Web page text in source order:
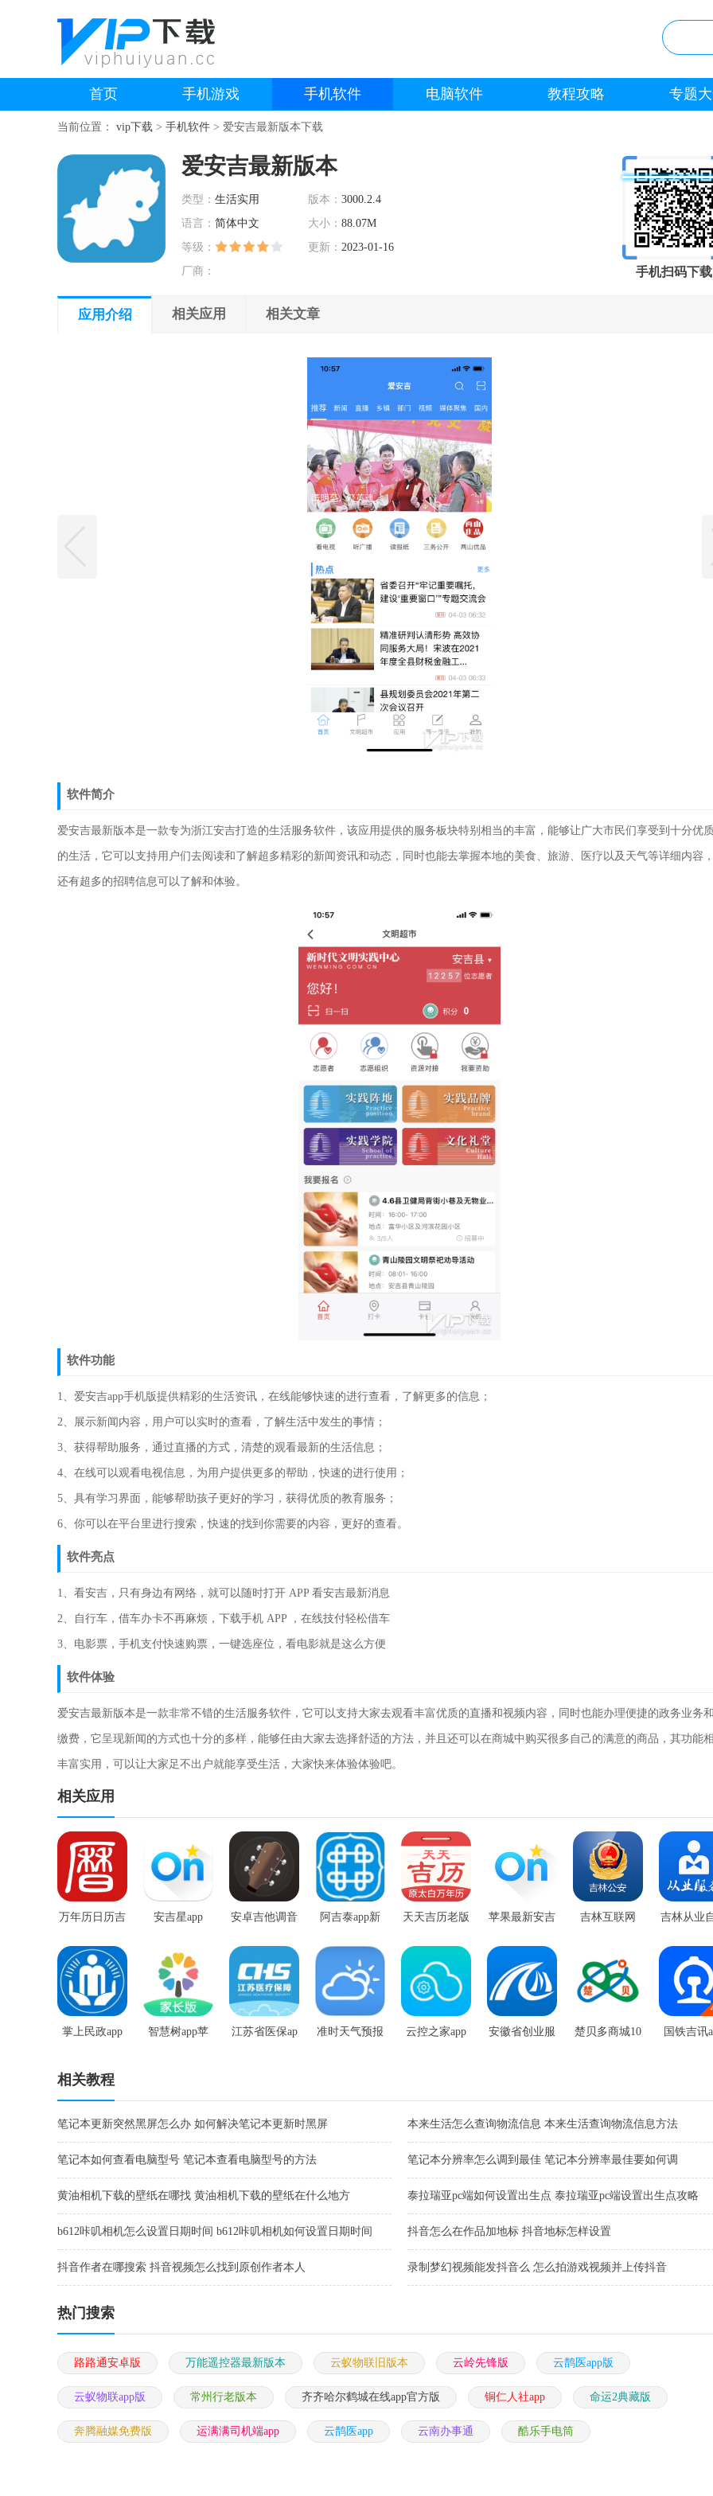
首页 手机游戏 手机软件 电脑软件 教程攻略 专题
当前位置： vip下载 > 手机软件 > 爱安吉最新版本下载
爱安吉最新版本
类型： 生活实用 版本：3000.2.4
语言： 简体中文 大小：88.07M
等级：
更新：2023-01-16
厂商：
手机扫码下载
应用介绍 相关应用 相关文章
软件简介
爱安吉最新版本是一款专为浙江安吉打造的生活服务软件，该应用提供的服务板块特别相当的丰富，能够让广大市民们享受到十分优
的生活，它可以支持用户们去阅读和了解超多精彩的新闻资讯和动态，同时也能去掌握本地的美食、旅游、医疗以及天气等详细内容
还有超多的招聘信息可以了解和体验。
软件功能
1、爱安吉app手机版提供精彩的生活资讯，在线能够快速的进行查看，了解更多的信息；
2、展示新闻内容，用户可以实时的查看，了解生活中发生的事情；
3、获得帮助服务，通过直播的方式，清楚的观看最新的生活信息；
4、在线可以观看电视信息，为用户提供更多的帮助，快速的进行使用；
5、具有学习界面，能够帮助孩子更好的学习，获得优质的教育服务；
6、你可以在平台里进行搜索，快速的找到你需要的内容，更好的查看。
软件亮点
1、看安吉，只有身边有网络，就可以随时打开 APP 看安吉最新消息
2、自行车，借车办卡不再麻烦，下载手机 APP ，在线技付轻松借车
3、电影票，手机支付快速购票，一键选座位，看电影就是这么方便
软件体验
爱安吉最新版本是一款非常不错的生活服务软件，它可以支持大家去观看丰富优质的直播和视频内容，同时也能办理便捷的政务业务
缴费，它呈现新闻的方式也十分的多样，能够任由大家去选择舒适的方法，并且还可以在商城中购买很多自己的满意的商品，其功能
丰富实用，可以让大家足不出户就能享受生活，大家快来体验体验吧。
相关应用
万年历日历吉 安吉星app 安卓吉他调音 阿吉泰app新 天天吉历老版 苹果最新安吉 吉林互联网
版
吉林从业
掌上民政app 智慧树app苹 江苏省医保ap 准时天气预报 云控之家app 安徽省创业服 楚贝多商城10 国铁吉讯
相关教程
笔记本更新突然黑屏怎么办 如何解决笔记本更新时黑屏 本来生活怎么查询物流信息 本来生活查询物流信息方法
笔记本如何查看电脑型号 笔记本查看电脑型号的方法 笔记本分辨率怎么调到最佳 笔记本分辨率最佳要如何调
黄油相机下载的壁纸在哪找 黄油相机下载的壁纸在什么地方 泰拉瑞亚pc端如何设置出生点 泰拉瑞亚pc端设置出生点攻略
b612咔叽相机怎么设置日期时间 b612咔叽相机如何设置日期时间 抖音怎么在作品加地标 抖音地标怎样设置
抖音作者在哪搜索 抖音视频怎么找到原创作者本人 录制梦幻视频能发抖音么 怎么拍游戏视频并上传抖音
热门搜索
路路通安卓版 万能遥控器最新版本 云蚁物联旧版本 云岭先锋版 云鹊医app版
云蚁物联app版 常州行老版本 齐齐哈尔鹤城在线app官方版 铜仁人社app 命运2典藏版
奔腾融媒免费版 运满满司机端app 云鹊医app 云南办事通 酷乐手电筒